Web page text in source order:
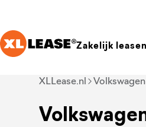
Zakelijk leasen
Je bent nu voorbij het
XLLease.nl